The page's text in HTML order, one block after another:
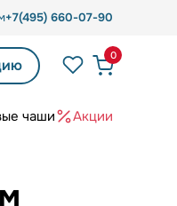
+7(495) 660-07-90
0
чаши Акции